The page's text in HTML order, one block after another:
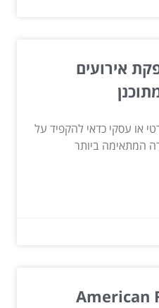
אירועים
או עסקי כדאי להקפיד על
המתאימה ביותר
American